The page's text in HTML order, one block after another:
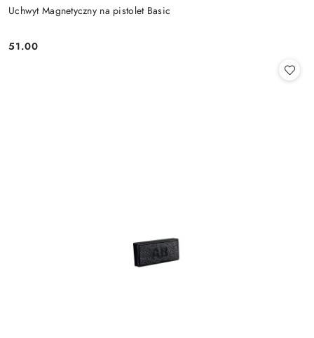
Uchwyt Magnetyczny na pistolet Basic
Cena:
51.00